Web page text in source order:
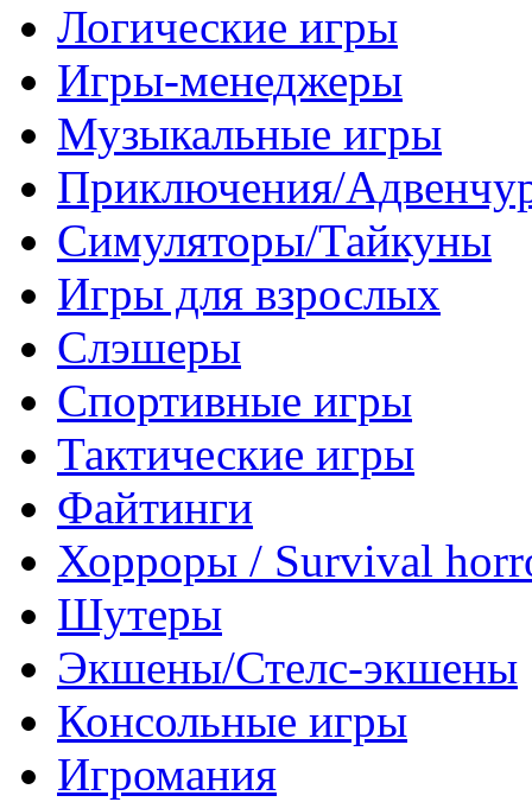
Логические игры
Игры-менеджеры
Музыкальные игры
Приключения/
Симуляторы/Тайкуны
Игры для взрослых
Слэшеры
Спортивные игры
Тактические игры
Файтинги
Хорроры / Survival
Шутеры
Экшены/Стелс-экшены
Консольные игры
Игромания